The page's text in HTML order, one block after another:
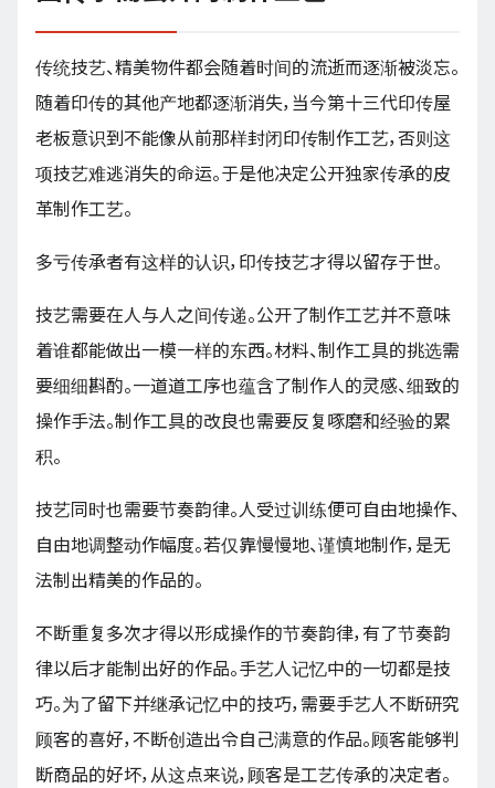
传统技艺、精美物件都会随着时间的流逝而逐渐被淡忘。
随着印传的其他产地都逐渐消失，当今第十三代印传屋
老板意识到不能像从前那样封闭印传制作工艺，否则这
项技艺难逃消失的命运。于是他决定公开独家传承的皮
革制作工艺。
多亏传承者有这样的认识，印传技艺才得以留存于世。
技艺需要在人与人之间传递。公开了制作工艺并不意味
着谁都能做出一模一样的东西。材料、制作工具的挑选需
要细细斟酌。一道道工序也蕴含了制作人的灵感、细致的
操作手法。制作工具的改良也需要反复啄磨和经验的累
积。
技艺同时也需要节奏韵律。人受过训练便可自由地操作、
自由地调整动作幅度。若仅靠慢慢地、谨慎地制作，是无
法制出精美的作品的。
不断重复多次才得以形成操作的节奏韵律，有了节奏韵
律以后才能制出好的作品。手艺人记忆中的一切都是技
巧。为了留下并继承记忆中的技巧，需要手艺人不断研究
顾客的喜好，不断创造出令自己满意的作品。顾客能够判
断商品的好坏，从这点来说，顾客是工艺传承的决定者。